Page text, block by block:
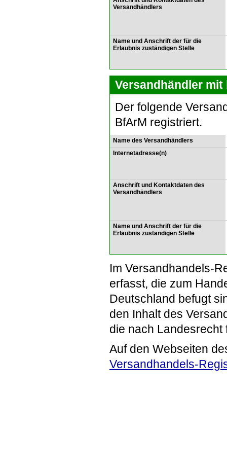
Versandhändlers
Name und Anschrift der für die
Erlaubnis zuständigen Stelle
Versandhändler
Der folgende
BfArM registriert.
Name des Versandhändlers
Internetadresse(n)
Anschrift und Kontaktdaten des
Versandhändlers
Name und Anschrift der für die
Erlaubnis zuständigen Stelle
Im Versandhandels-
erfasst, die zum
Deutschland befugt
den Inhalt des
die nach Landesrecht
Auf den Webseiten
Versandhandels-